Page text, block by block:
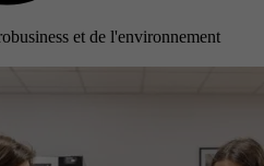
et de l'environnement